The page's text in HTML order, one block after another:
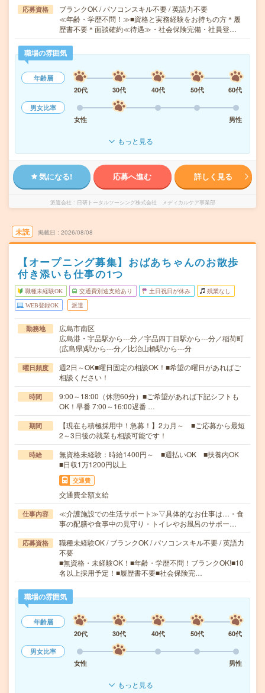
応募資格
ブランクOK / パソコンスキル不要 / 英語力不要
≪年齢・学歴不問！≫■資格と実務経験をお持ちの方＊履
歴書不要＊面談確約≪待遇≫・社会保険完備・社員登…
職場の雰囲気
年齢層
20代
30代 40代 50代
60代
男女比率
女性
男性
もっと見る
気になる! 応募へ進む 詳しく見る
派遣会社 日研トータルソーシング株式会社 メディカルケア事業部
未読 掲載日 2026/08/08
【オープニング募集】おばあちゃんのお散歩
付き添いも仕事の1つ
職種未経験OK 交通費別途支給あり 土日祝日が休み 残業なし
WEB登録OK 派遣
勤務地
広島市南区
広島港・宇品駅から---分／宇品四丁目駅から---分／稲荷町
(広島県)駅から---分／比治山橋駅から---分
曜日頻度
週2日～OK■曜日固定の相談OK！■希望の曜日があればご
相談ください！
時間
9:00～18:00（休憩60分）■ご希望があれば下記シフトも
OK！早番 7:00～16:00遅番 …
期間
【現在も積極採用中！急募！】2カ月～ ■ご応募から最短
2～3日後の就業も相談可能です！
時給
無資格未経験：時給1400円～ ■週払いOK ■扶養内OK
■日収1万1200円以上
交通費
交通費全額支給
仕事内容
≪介護施設での生活サポート≫▽具体的なお仕事は…・食
事の配膳や食事中の見守り・トイレやお風呂のサポー…
応募資格
職種未経験OK / ブランクOK / パソコンスキル不要 / 英語力
不要
■無資格・未経験OK！■年齢・学歴不問！ブランクOK!■10
名以上採用予定！■履歴書不要■社会保険完…
職場の雰囲気
年齢層
20代
30代 40代 50代
60代
男女比率
女性
男性
もっと見る